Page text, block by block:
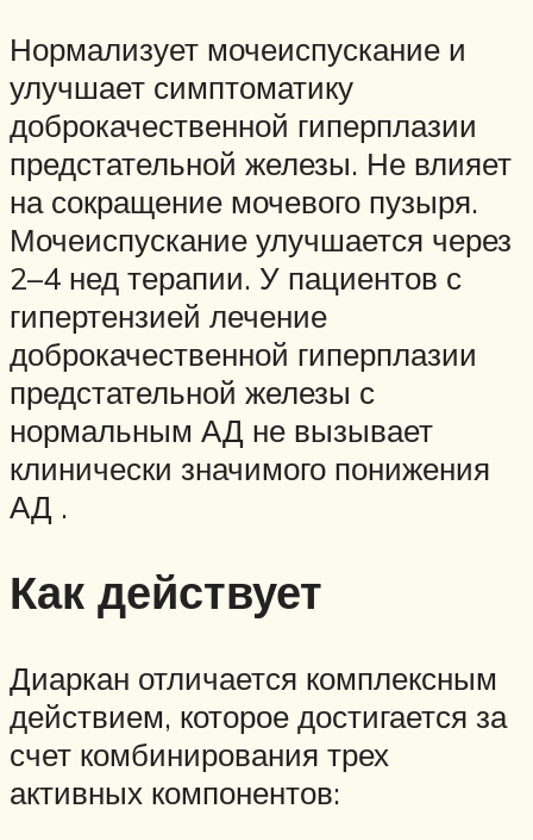
Нормализует мочеиспускание и
улучшает симптоматику
доброкачественной гиперплазии
предстательной железы. Не влияет
на сокращение мочевого пузыря.
Мочеиспускание улучшается через
2–4 нед терапии. У пациентов с
гипертензией лечение
доброкачественной гиперплазии
предстательной железы с
нормальным АД не вызывает
клинически значимого понижения
АД .
Как действует
Диаркан отличается комплексным
действием, которое достигается за
счет комбинирования трех
активных компонентов: